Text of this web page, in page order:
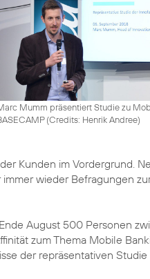
Mumm präsentiert Studie zu
(Credits: Henrik Andree)
Kunden im Vordergrund.
wieder Befragungen
August 500 Personen
zum Thema Mobile
der repräsentativen